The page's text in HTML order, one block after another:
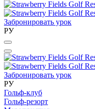
Забронировать урок
РУ
Забронировать урок
РУ
Гольф-клуб
Гольф-резорт